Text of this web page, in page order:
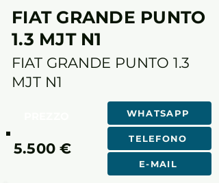
FIAT GRANDE PUNTO
1.3 MJT N1
FIAT GRANDE PUNTO 1.3
MJT N1
5.500 €
WHATSAPP
TELEFONO
E-MAIL